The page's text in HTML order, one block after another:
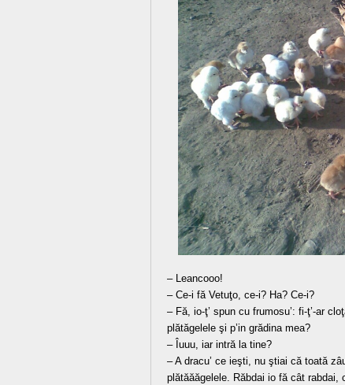
– Leancooo!
– Ce-i fă Vetuţo, ce-i? Ha? Ce-i?
– Fă, io-ţ’ spun cu frumosu’: fi-ţ’-ar
plătăgelele şi p’in grădina mea?
– Îuuu, iar intră la tine?
– A dracu’ ce ieşti, nu ştiai că toată
plătăăăgelele. Răbdai io fă cât rabdai,